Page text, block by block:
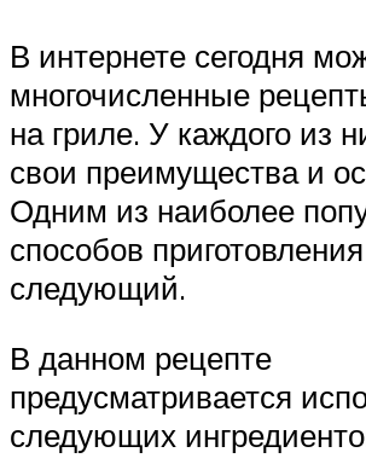
В интернете сегодня
многочисленные
на гриле. У каждого из
свои преимущества и
Одним из наиболее
способов
следующий.
В данном рецепте
предусматривается
следующих